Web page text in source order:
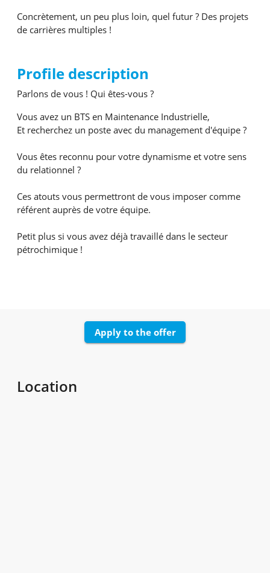
Concrètement, un peu plus loin, quel futur ? Des projets
de carrières multiples !
Profile description
Parlons de vous ! Qui êtes-vous ?
Vous avez un BTS en Maintenance Industrielle,
Et recherchez un poste avec du management d'équipe ?
Vous êtes reconnu pour votre dynamisme et votre sens
du relationnel ?
Ces atouts vous permettront de vous imposer comme
référent auprès de votre équipe.
Petit plus si vous avez déjà travaillé dans le secteur
pétrochimique !
Apply to the offer
Location